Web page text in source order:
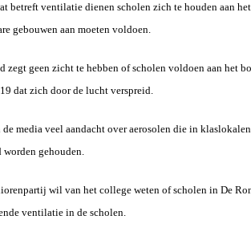
betreft ventilatie dienen scholen zich te houden aan
gebouwen aan moeten voldoen.
zegt geen zicht te hebben of scholen voldoen aan het
dat zich door de lucht verspreid.
de media veel aandacht over aerosolen die in
worden gehouden.
wil van het college weten of scholen in De
ventilatie in de scholen.